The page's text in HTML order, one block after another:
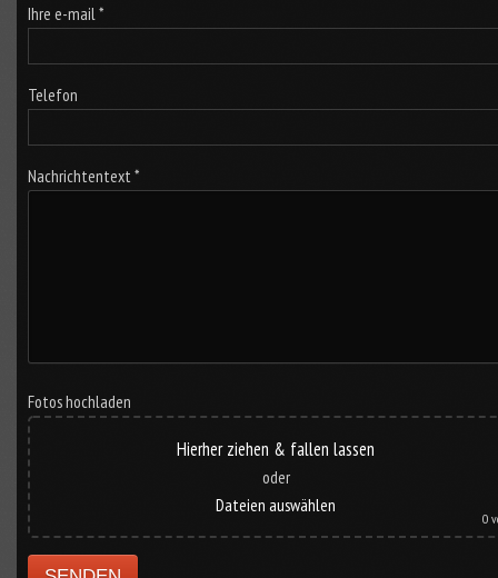
Ihre e-mail *
Telefon
Nachrichtentext *
Fotos hochladen
Hierher ziehen & fallen lassen
oder
Dateien auswählen
0